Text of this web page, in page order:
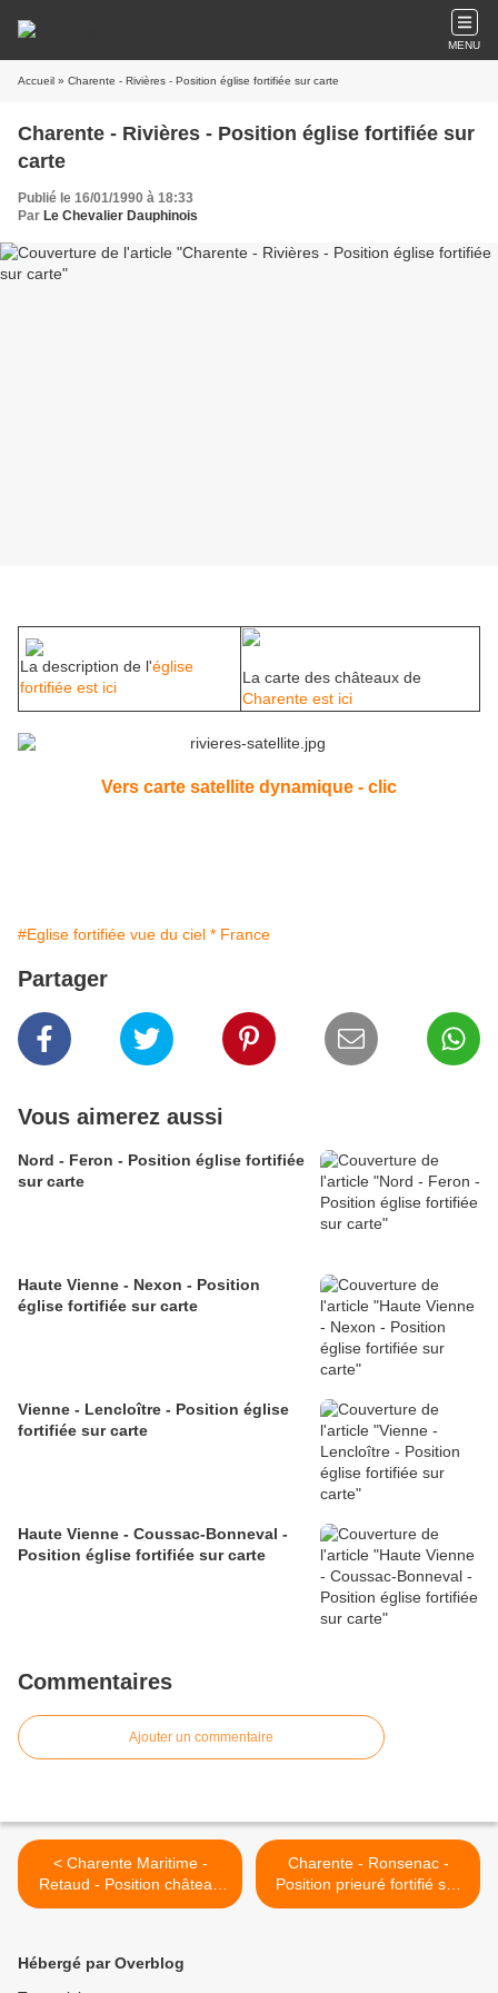
MENU
Accueil » Charente - Rivières - Position église fortifiée sur carte
Charente - Rivières - Position église fortifiée sur
carte
Publié le 16/01/1990 à 18:33
Par Le Chevalier Dauphinois
La description de l'église
fortifiée est ici
La carte des châteaux de
Charente est ici
Vers carte satellite dynamique - clic
#Eglise fortifiée vue du ciel * France
Partager
Vous aimerez aussi
Nord - Feron - Position église fortifiée
sur carte
Haute Vienne - Nexon - Position
église fortifiée sur carte
Vienne - Lencloître - Position église
fortifiée sur carte
Haute Vienne - Coussac-Bonneval -
Position église fortifiée sur carte
Commentaires
Ajouter un commentaire
< Charente Maritime -
Retaud - Position château
sur carte
Charente - Ronsenac -
Position prieuré fortifié sur
carte >
Hébergé par Overblog